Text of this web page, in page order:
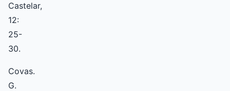
Castelar,
12:
25-
30.
Covas.
G.